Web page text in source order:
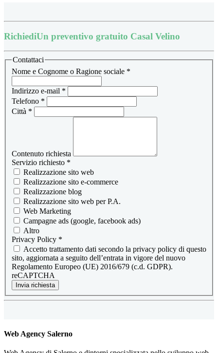
RichiediUn preventivo gratuito Casal Velino
Contattaci
Nome e Cognome o Ragione sociale *
Indirizzo e-mail *
Telefono *
Città *
Contenuto richiesta
Servizio richiesto *
Realizzazione sito web
Realizzazione sito e-commerce
Realizzazione blog
Realizzazione sito web per P.A.
Web Marketing
Campagne ads (google, facebook ads)
Altro
Privacy Policy *
Accetto trattamento dati secondo la privacy policy di questo
sito, aggiornata a seguito dell’entrata in vigore del nuovo
Regolamento Europeo (UE) 2016/679 (c.d. GDPR).
reCAPTCHA
Invia richiesta
Web Agency Salerno